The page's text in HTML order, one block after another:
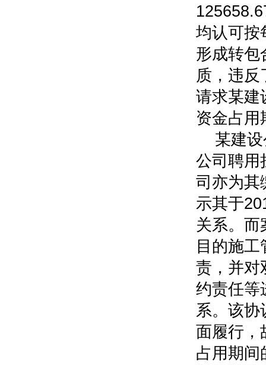
均认可按
形成转包
质，违
请求某建
资金占用
某建
公司聘用
司亦为其
示其于
关系。而
目的施
责，并对
约责任等
系。该协
面履行，
占用期间